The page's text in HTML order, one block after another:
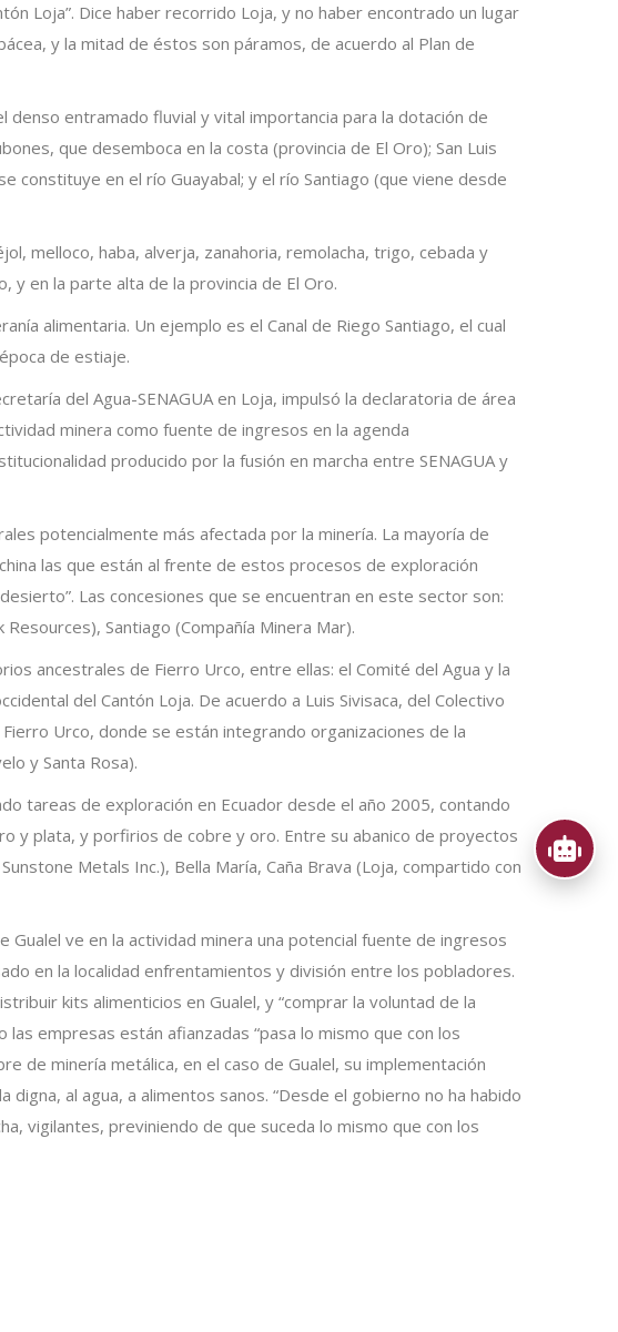
Loja”. Dice haber recorrido Loja, y no haber encontrado un lugar
y la mitad de éstos son páramos, de acuerdo al Plan de
denso entramado fluvial y vital importancia para la dotación de
que desemboca en la costa (provincia de El Oro); San Luis
constituye en el río Guayabal; y el río Santiago (que viene desde
melloco, haba, alverja, zanahoria, remolacha, trigo, cebada y
y en la parte alta de la provincia de El Oro.
alimentaria. Un ejemplo es el Canal de Riego Santiago, el cual
de estiaje.
del Agua-SENAGUA en Loja, impulsó la declaratoria de área
minera como fuente de ingresos en la agenda
producido por la fusión en marcha entre SENAGUA y
potencialmente más afectada por la minería. La mayoría de
las que están al frente de estos procesos de exploración
Las concesiones que se encuentran en este sector son:
Santiago (Compañía Minera Mar).
ancestrales de Fierro Urco, entre ellas: el Comité del Agua y la
del Cantón Loja. De acuerdo a Luis Sivisaca, del Colectivo
Urco, donde se están integrando organizaciones de la
y Santa Rosa).
tareas de exploración en Ecuador desde el año 2005, contando
y plata, y porfirios de cobre y oro. Entre su abanico de proyectos
Metals Inc.), Bella María, Caña Brava (Loja, compartido con
ve en la actividad minera una potencial fuente de ingresos
en la localidad enfrentamientos y división entre los pobladores.
kits alimenticios en Gualel, y “comprar la voluntad de la
empresas están afianzadas “pasa lo mismo que con los
de minería metálica, en el caso de Gualel, su implementación
al agua, a alimentos sanos. “Desde el gobierno no ha habido
vigilantes, previniendo de que suceda lo mismo que con los